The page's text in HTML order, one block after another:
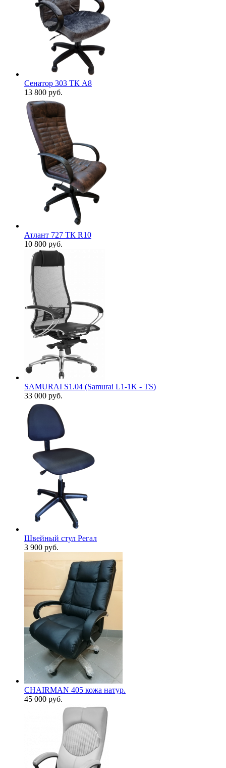
Сенатор 303 ТК А8
13 800 руб.
Атлант 727 ТК R10
10 800 руб.
SAMURAI S1.04 (Samurai L1-1K - TS)
33 000 руб.
Швейный стул Регал
3 900 руб.
CHAIRMAN 405 кожа натур.
45 000 руб.